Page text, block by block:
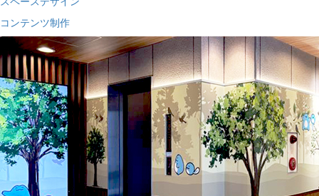
コンテンツ制作